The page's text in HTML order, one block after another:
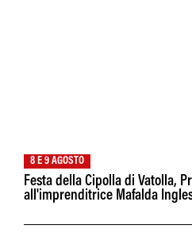
8 E 9 AGOSTO
Festa della Cipolla di Vatolla,
all'imprenditrice Mafalda